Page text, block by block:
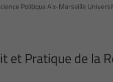
Politique Aix-Marseille
et Pratique de la